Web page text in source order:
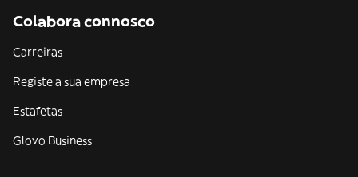
Colabora connosco
Carreiras
Registe a sua empresa
Estafetas
Glovo Business